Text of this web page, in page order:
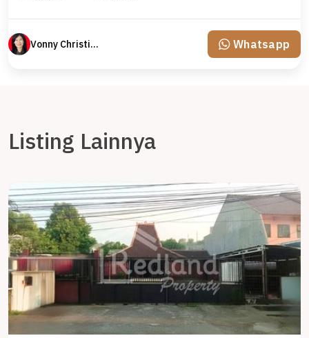
Vonny Christina Whatsapp
Listing Lainnya